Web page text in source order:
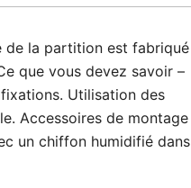
de la partition est fabriqué
que vous devez savoir –
Utilisation des
Accessoires de montage
un chiffon humidifié dans